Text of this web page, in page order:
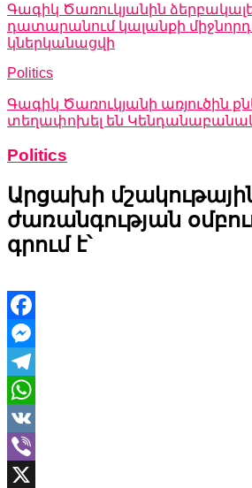
Գագիկ Ծառուկյանին
դատարանում կալանքի
կներկանացվի
Politics
Գագիկ Ծառուկյանի առյուծին
տեղափոխել են
Politics
Արցախի
ժառանգության
գրում է՝
Facebook
Messenger
Telegram
WhatsApp
VK
Viber